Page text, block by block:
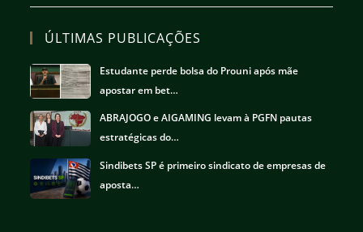
ÚLTIMAS PUBLICAÇÕES
Estudante perde bolsa do Prouni após mãe
apostar em bet…
ABRAJOGO e AIGAMING levam à PGFN pautas
estratégicas do…
Sindibets SP é primeiro sindicato de empresas de
aposta…